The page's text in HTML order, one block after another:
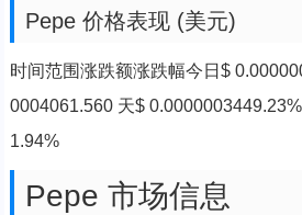
Pepe 价格表现 (美元)
时间范围涨跌额涨跌幅今日$
0004061.560 天$
1.94%
Pepe 市场信息